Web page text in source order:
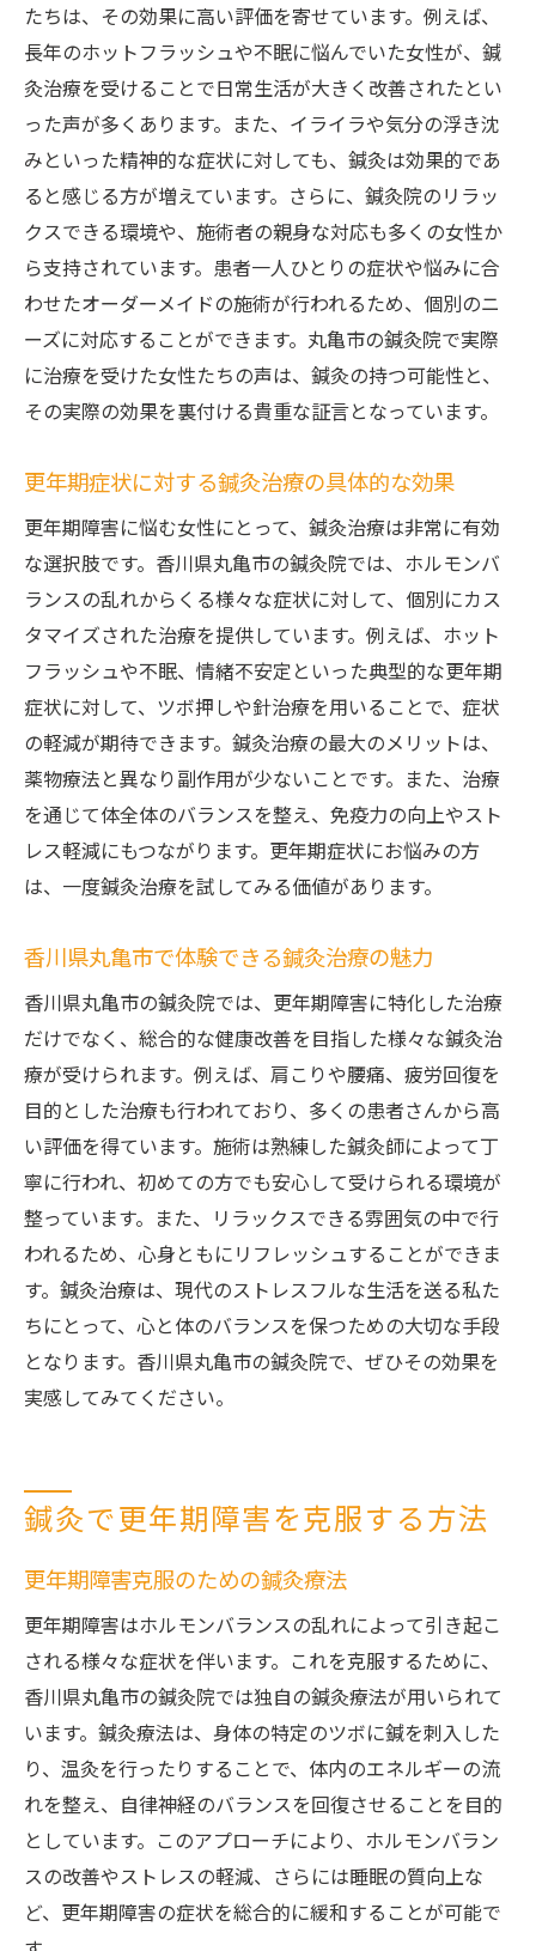
たちは、その効果に高い評価を寄せています。例えば、
長年のホットフラッシュや不眠に悩んでいた女性が、鍼
灸治療を受けることで日常生活が大きく改善されたとい
った声が多くあります。また、イライラや気分の浮き沈
みといった精神的な症状に対しても、鍼灸は効果的であ
ると感じる方が増えています。さらに、鍼灸院のリラッ
クスできる環境や、施術者の親身な対応も多くの女性か
ら支持されています。患者一人ひとりの症状や悩みに合
わせたオーダーメイドの施術が行われるため、個別のニ
ーズに対応することができます。丸亀市の鍼灸院で実際
に治療を受けた女性たちの声は、鍼灸の持つ可能性と、
その実際の効果を裏付ける貴重な証言となっています。
更年期症状に対する鍼灸治療の具体的な効果
更年期障害に悩む女性にとって、鍼灸治療は非常に有効
な選択肢です。香川県丸亀市の鍼灸院では、ホルモンバ
ランスの乱れからくる様々な症状に対して、個別にカス
タマイズされた治療を提供しています。例えば、ホット
フラッシュや不眠、情緒不安定といった典型的な更年期
症状に対して、ツボ押しや針治療を用いることで、症状
の軽減が期待できます。鍼灸治療の最大のメリットは、
薬物療法と異なり副作用が少ないことです。また、治療
を通じて体全体のバランスを整え、免疫力の向上やスト
レス軽減にもつながります。更年期症状にお悩みの方
は、一度鍼灸治療を試してみる価値があります。
香川県丸亀市で体験できる鍼灸治療の魅力
香川県丸亀市の鍼灸院では、更年期障害に特化した治療
だけでなく、総合的な健康改善を目指した様々な鍼灸治
療が受けられます。例えば、肩こりや腰痛、疲労回復を
目的とした治療も行われており、多くの患者さんから高
い評価を得ています。施術は熟練した鍼灸師によって丁
寧に行われ、初めての方でも安心して受けられる環境が
整っています。また、リラックスできる雰囲気の中で行
われるため、心身ともにリフレッシュすることができま
す。鍼灸治療は、現代のストレスフルな生活を送る私た
ちにとって、心と体のバランスを保つための大切な手段
となります。香川県丸亀市の鍼灸院で、ぜひその効果を
実感してみてください。
鍼灸で更年期障害を克服する方法
更年期障害克服のための鍼灸療法
更年期障害はホルモンバランスの乱れによって引き起こ
される様々な症状を伴います。これを克服するために、
香川県丸亀市の鍼灸院では独自の鍼灸療法が用いられて
います。鍼灸療法は、身体の特定のツボに鍼を刺入した
り、温灸を行ったりすることで、体内のエネルギーの流
れを整え、自律神経のバランスを回復させることを目的
としています。このアプローチにより、ホルモンバラン
スの改善やストレスの軽減、さらには睡眠の質向上な
ど、更年期障害の症状を総合的に緩和することが可能で